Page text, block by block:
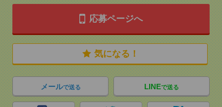
応募ページへ
気になる！
メールで送る LINEで送る